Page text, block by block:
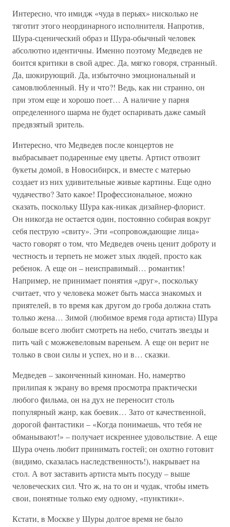
Интересно, что имидж «чуда в перьях» нисколько не
тяготит этого неординарного исполнителя. Напротив,
Шура-сценический образ и Шура-обычный человек
абсолютно идентичны. Именно поэтому Медведев не
боится критики в свой адрес. Да, мягко говоря, странный.
Да, шокирующий. Да, избыточно эмоциональный и
самовлюбленный. Ну и что?! Ведь, как ни странно, он
при этом еще и хорошо поет… А наличие у парня
определенного шарма не будет оспаривать даже самый
предвзятый зритель.
Интересно, что Медведев после концертов не
выбрасывает подаренные ему цветы. Артист отвозит
букеты домой, в Новосибирск, и вместе с матерью
создает из них удивительные живые картины. Еще одно
чудачество? Зато какое! Профессиональное, можно
сказать, поскольку Шура как-никак дизайнер-флорист.
Он никогда не остается один, постоянно собирая вокруг
себя пеструю «свиту». Эти «сопровождающие лица»
часто говорят о том, что Медведев очень ценит доброту и
честность и терпеть не может злых людей, просто как
ребенок. А еще он – неисправимый… романтик!
Например, не принимает понятия «друг», поскольку
считает, что у человека может быть масса знакомых и
приятелей, в то время как другом до гроба должна стать
только жена… Зимой (любимое время года артиста) Шура
больше всего любит смотреть на небо, считать звезды и
пить чай с можжевеловым вареньем. А еще он верит не
только в свои силы и успех, но и в… сказки.
Медведев – законченный киноман. Но, намертво
прилипая к экрану во время просмотра практически
любого фильма, он на дух не переносит столь
популярный жанр, как боевик… Зато от качественной,
дорогой фантастики – «Когда понимаешь, что тебя не
обманывают!» – получает искреннее удовольствие. А еще
Шура очень любит принимать гостей; он охотно готовит
(видимо, сказалась наследственность!), накрывает на
стол. А вот заставить артиста мыть посуду – выше
человеческих сил. Что ж, на то он и чудак, чтобы иметь
свои, понятные только ему одному, «пунктики».
Кстати, в Москве у Шуры долгое время не было